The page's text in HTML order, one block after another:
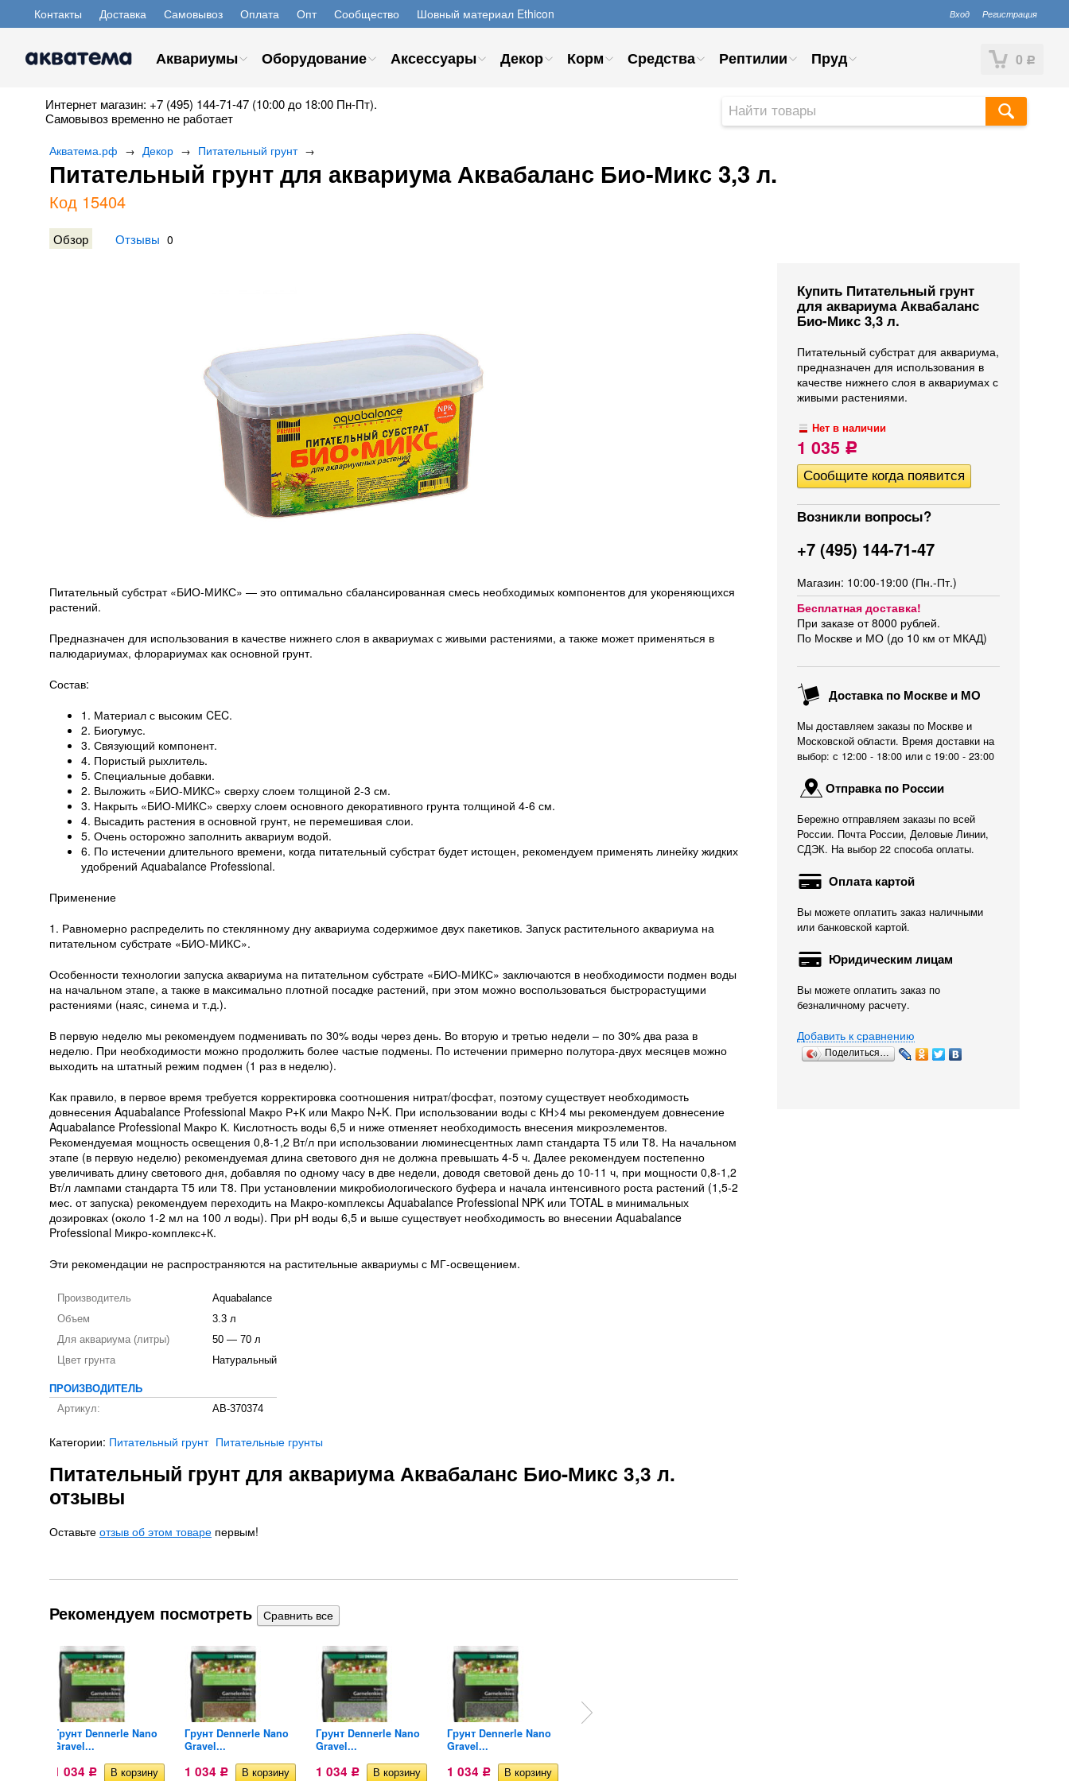
Контакты Доставка Самовывоз Оплата Опт Сообщество Шовный материал Ethicon Вход Регистрация
0 Р
Аквариумы Оборудование Аксессуары Декор Корм Средства Рептилии Пруд
Интернет магазин: +7 (495) 144-71-47 (10:00 до 18:00 Пн-Пт).
Самовывоз временно не работает
Акватема.рф → Декор → Питательный грунт →
Питательный грунт для аквариума Аквабаланс Био-Микс 3,3 л.
Код 15404
Обзор Отзывы 0
Купить Питательный грунт
для аквариума Аквабаланс
Био-Микс 3,3 л.
Питательный субстрат для аквариума,
предназначен для использования в
качестве нижнего слоя в аквариумах с
живыми растениями.
Нет в наличии
1 035 Р
Возникли вопросы?
+7 (495) 144-71-47
Магазин: 10:00-19:00 (Пн.-Пт.)
Бесплатная доставка!
При заказе от 8000 рублей.
По Москве и МО (до 10 км от МКАД)
Доставка по Москве и МО
Мы доставляем заказы по Москве и
Московской области. Время доставки на
выбор: с 12:00 - 18:00 или c 19:00 - 23:00
Отправка по России
Бережно отправляем заказы по всей
России. Почта России, Деловые Линии,
СДЭК. На выбор 22 способа оплаты.
Оплата картой
Вы можете оплатить заказ наличными
или банковской картой.
Юридическим лицам
Вы можете оплатить заказ по
безналичному расчету.
Добавить к сравнению
Поделиться…
Питательный субстрат «БИО-МИКС» — это оптимально сбалансированная смесь необходимых компонентов для укореняющихся
растений.
Предназначен для использования в качестве нижнего слоя в аквариумах с живыми растениями, а также может применяться в
палюдариумах, флорариумах как основной грунт.
Состав:
1. Материал с высоким CEC.
2. Биогумус.
3. Связующий компонент.
4. Пористый рыхлитель.
5. Специальные добавки.
2. Выложить «БИО-МИКС» сверху слоем толщиной 2-3 см.
3. Накрыть «БИО-МИКС» сверху слоем основного декоративного грунта толщиной 4-6 см.
4. Высадить растения в основной грунт, не перемешивая слои.
5. Очень осторожно заполнить аквариум водой.
6. По истечении длительного времени, когда питательный субстрат будет истощен, рекомендуем применять линейку жидких
удобрений Аquabalance Professional.
Применение
1. Равномерно распределить по стеклянному дну аквариума содержимое двух пакетиков. Запуск растительного аквариума на
питательном субстрате «БИО-МИКС».
Особенности технологии запуска аквариума на питательном субстрате «БИО-МИКС» заключаются в необходимости подмен воды
на начальном этапе, а также в максимально плотной посадке растений, при этом можно воспользоваться быстрорастущими
растениями (наяс, синема и т.д.).
В первую неделю мы рекомендуем подменивать по 30% воды через день. Во вторую и третью недели – по 30% два раза в
неделю. При необходимости можно продолжить более частые подмены. По истечении примерно полутора-двух месяцев можно
выходить на штатный режим подмен (1 раз в неделю).
Как правило, в первое время требуется корректировка соотношения нитрат/фосфат, поэтому существует необходимость
довнесения Aquabalance Professional Макро Р+К или Макро N+K. При использовании воды с КН>4 мы рекомендуем довнесение
Aquabalance Professional Макро К. Кислотность воды 6,5 и ниже отменяет необходимость внесения микроэлементов.
Рекомендуемая мощность освещения 0,8-1,2 Вт/л при использовании люминесцентных ламп стандарта Т5 или Т8. На начальном
этапе (в первую неделю) рекомендуемая длина светового дня не должна превышать 4-5 ч. Далее рекомендуем постепенно
увеличивать длину светового дня, добавляя по одному часу в две недели, доводя световой день до 10-11 ч, при мощности 0,8-1,2
Вт/л лампами стандарта Т5 или Т8. При установлении микробиологического буфера и начала интенсивного роста растений (1,5-2
мес. от запуска) рекомендуем переходить на Макро-комплексы Aquabalance Professional NPK или TOTAL в минимальных
дозировках (около 1-2 мл на 100 л воды). При рН воды 6,5 и выше существует необходимость во внесении Aquabalance
Professional Микро-комплекс+К.
Эти рекомендации не распространяются на растительные аквариумы с МГ-освещением.
Производитель
Aquabalance
Объем
3.3 л
Для аквариума (литры)
50 — 70 л
Цвет грунта
Натуральный
ПРОИЗВОДИТЕЛЬ
Артикул:
AB-370374
Категории: Питательный грунт Питательные грунты
Питательный грунт для аквариума Аквабаланс Био-Микс 3,3 л.
отзывы
Оставьте отзыв об этом товаре первым!
Рекомендуем посмотреть
Грунт Dennerle Nano
Gravel...
1 034 Р
Грунт Dennerle Nano
Gravel...
1 034 Р
Грунт Dennerle Nano
Gravel...
1 034 Р
Грунт Dennerle Nano
Gravel...
1 034 Р